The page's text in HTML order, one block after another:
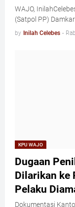
WAJO,
(Satpol PP)
by Inilah Celebes -
KPU WAJO
Dugaan
Dilarikan ke
Pelaku
Dokumentasi